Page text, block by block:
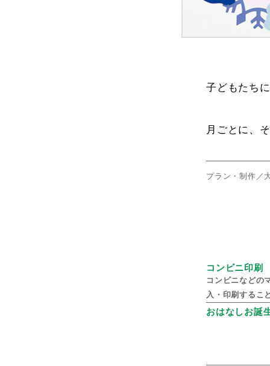
子どもたち
月ごとに、
プラン・制作／
コンビニ印刷
コンビニなどの
入・印刷するこ
おはなしお誕